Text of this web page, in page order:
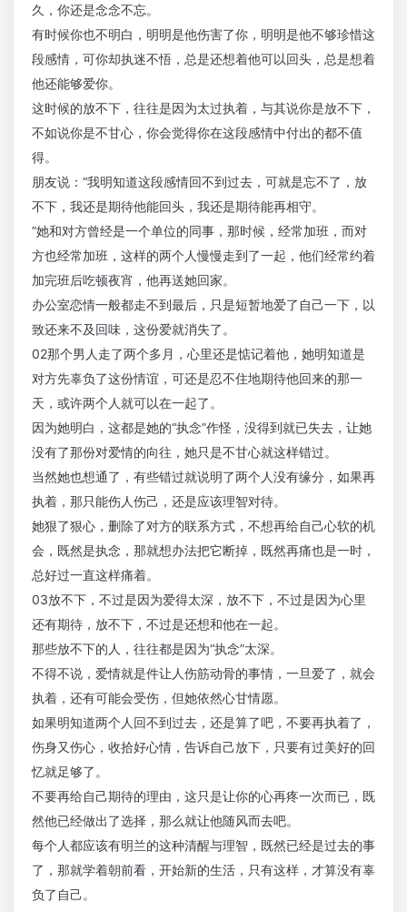
久，你还是念念不忘。
有时候你也不明白，明明是他伤害了你，明明是他不够珍惜这
段感情，可你却执迷不悟，总是还想着他可以回头，总是想着
他还能够爱你。
这时候的放不下，往往是因为太过执着，与其说你是放不下，
不如说你是不甘心，你会觉得你在这段感情中付出的都不值
得。
朋友说：“我明知道这段感情回不到过去，可就是忘不了，放
不下，我还是期待他能回头，我还是期待能再相守。
”她和对方曾经是一个单位的同事，那时候，经常加班，而对
方也经常加班，这样的两个人慢慢走到了一起，他们经常约着
加完班后吃顿夜宵，他再送她回家。
办公室恋情一般都走不到最后，只是短暂地爱了自己一下，以
致还来不及回味，这份爱就消失了。
02那个男人走了两个多月，心里还是惦记着他，她明知道是
对方先辜负了这份情谊，可还是忍不住地期待他回来的那一
天，或许两个人就可以在一起了。
因为她明白，这都是她的“执念”作怪，没得到就已失去，让她
没有了那份对爱情的向往，她只是不甘心就这样错过。
当然她也想通了，有些错过就说明了两个人没有缘分，如果再
执着，那只能伤人伤己，还是应该理智对待。
她狠了狠心，删除了对方的联系方式，不想再给自己心软的机
会，既然是执念，那就想办法把它断掉，既然再痛也是一时，
总好过一直这样痛着。
03放不下，不过是因为爱得太深，放不下，不过是因为心里
还有期待，放不下，不过是还想和他在一起。
那些放不下的人，往往都是因为“执念”太深。
不得不说，爱情就是件让人伤筋动骨的事情，一旦爱了，就会
执着，还有可能会受伤，但她依然心甘情愿。
如果明知道两个人回不到过去，还是算了吧，不要再执着了，
伤身又伤心，收拾好心情，告诉自己放下，只要有过美好的回
忆就足够了。
不要再给自己期待的理由，这只是让你的心再疼一次而已，既
然他已经做出了选择，那么就让他随风而去吧。
每个人都应该有明兰的这种清醒与理智，既然已经是过去的事
了，那就学着朝前看，开始新的生活，只有这样，才算没有辜
负了自己。